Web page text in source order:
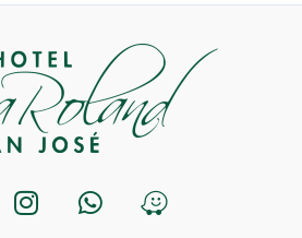
I
n
W
h
W
a